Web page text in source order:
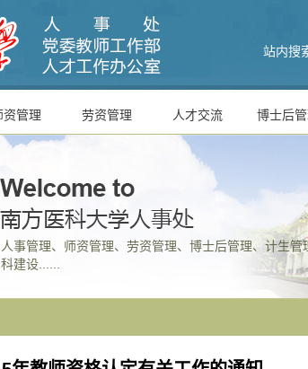
站内搜
资管理 劳资管理 人才交流 博士后
人事管理、师资管理、劳资管理、博士后管理、计生管
科建设......